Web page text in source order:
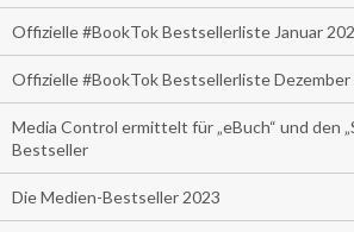
Offizielle #BookTok Bestsellerliste Januar
Offizielle #BookTok Bestsellerliste Dezember
Media Control ermittelt für „eBuch“ und den
Bestseller
Die Medien-Bestseller 2023